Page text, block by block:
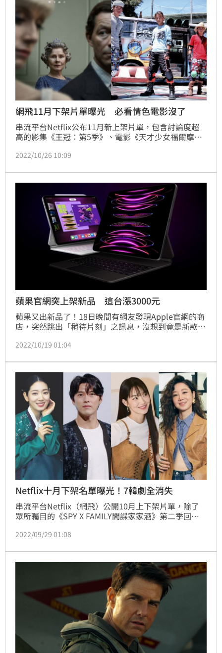
網飛11月下架片單曝光 必看情色電影沒了
串流平台Netflix公布11月新上架片單，包含討論度超
高的影集《王冠：第5季》、電影《天才少女福爾摩斯
興哲入圍最佳新演員的處女作《我吃了那男孩一整年的
色電影則是下架倒數。
2022/10/26 10:09
蘋果官網突上架新品 這台漲3000元
蘋果又出新品了！18日晚間有網友發現Apple官網的商
店，突然跳出「稍待片刻」之訊息，沒想到竟是新款
讓果粉嗨翻了。
2022/10/19 01:04
Netflix十月下架名單曝光！7韓劇全消失
串流平台Netflix（網飛）公開10月上下架片單，除了
眾所矚目的《SPY X FAMILY間諜家家酒》第二季回歸
者疾風傳第10-12季》、全智賢韓劇《智異山》、孫儷
男》、《嫉妒的化身》、《我的女友是九尾狐》等韓劇
即將移除。
2022/09/29 01:08